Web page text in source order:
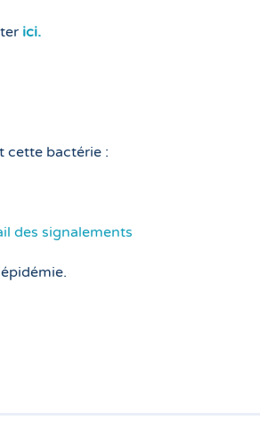
ici.
cette bactérie :
des signalements